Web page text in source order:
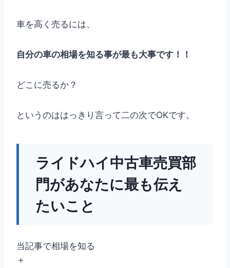
車を高く売るには、
自分の車の相場を知る事が最も大事です！！
どこに売るか？
というのははっきり言って二の次でOKです。
ライドハイ中古車売買部
門があなたに最も伝え
たいこと
当記事で相場を知る
＋